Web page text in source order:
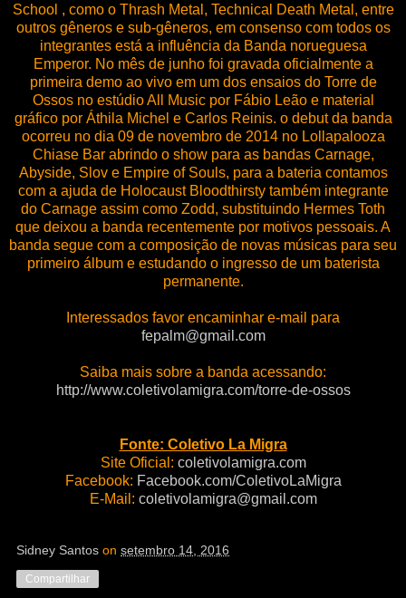
School , como o Thrash Metal, Technical Death Metal, entre
outros gêneros e sub-gêneros, em consenso com todos os
integrantes está a influência da Banda norueguesa
Emperor. No mês de junho foi gravada oficialmente a
primeira demo ao vivo em um dos ensaios do Torre de
Ossos no estúdio All Music por Fábio Leão e material
gráfico por Áthila Michel e Carlos Reinis. o debut da banda
ocorreu no dia 09 de novembro de 2014 no Lollapalooza
Chiase Bar abrindo o show para as bandas Carnage,
Abyside, Slov e Empire of Souls, para a bateria contamos
com a ajuda de Holocaust Bloodthirsty também integrante
do Carnage assim como Zodd, substituindo Hermes Toth
que deixou a banda recentemente por motivos pessoais. A
banda segue com a composição de novas músicas para seu
primeiro álbum e estudando o ingresso de um baterista
permanente.
Interessados favor encaminhar e-mail para
fepalm@gmail.com
Saiba mais sobre a banda acessando:
http://www.coletivolamigra.com/torre-de-ossos
Fonte: Coletivo La Migra
Site Oficial: coletivolamigra.com
Facebook: Facebook.com/ColetivoLaMigra
E-Mail: coletivolamigra@gmail.com
Sidney Santos on setembro 14, 2016
Compartilhar